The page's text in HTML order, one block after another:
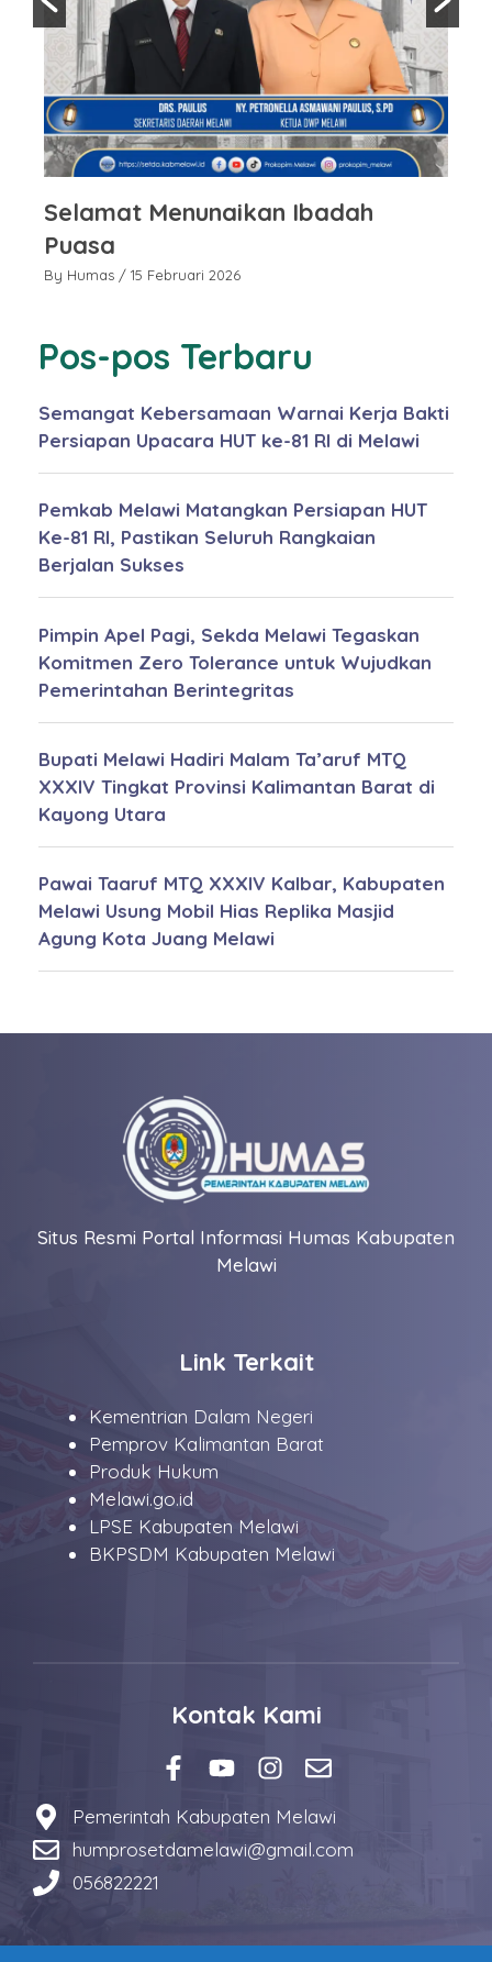
Selamat Menunaikan Ibadah
Puasa
By Humas / 15 Februari 2026
Pos-pos Terbaru
Semangat Kebersamaan Warnai Kerja Bakti
Persiapan Upacara HUT ke-81 RI di Melawi
Pemkab Melawi Matangkan Persiapan HUT
Ke-81 RI, Pastikan Seluruh Rangkaian
Berjalan Sukses
Pimpin Apel Pagi, Sekda Melawi Tegaskan
Komitmen Zero Tolerance untuk Wujudkan
Pemerintahan Berintegritas
Bupati Melawi Hadiri Malam Ta’aruf MTQ
XXXIV Tingkat Provinsi Kalimantan Barat di
Kayong Utara
Pawai Taaruf MTQ XXXIV Kalbar, Kabupaten
Melawi Usung Mobil Hias Replika Masjid
Agung Kota Juang Melawi
Situs Resmi Portal Informasi Humas Kabupaten
Melawi
Link Terkait
Kementrian Dalam Negeri
Pemprov Kalimantan Barat
Produk Hukum
Melawi.go.id
LPSE Kabupaten Melawi
BKPSDM Kabupaten Melawi
Kontak Kami
Pemerintah Kabupaten Melawi
humprosetdamelawi@gmail.com
056822221